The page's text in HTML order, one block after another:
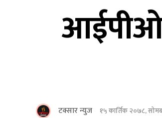
आईपीओ
टक्सार न्युज १५ कार्तिक २०७८,